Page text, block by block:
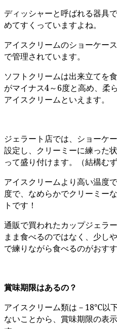
ディッシャーと呼ばれる器具
めてすくっていますよね。
アイスクリームのショーケー
で管理されています。
ソフトクリームは出来立てを
がマイナス4～6度と高め、柔
アイスクリームといえます。
ジェラート店では、ショーケ
設定し、クリーミーに練った
って盛り付けます。（結構むず
アイスクリームより高い温度
度で、なめらかでクリーミー
トです！
通販で買われたカップジェラ
まま食べるのではなく、少し
で練りながら食べるのがおすす
賞味期限はあるの？
アイスクリーム類は－18℃以
ないことから、賞味期限の表